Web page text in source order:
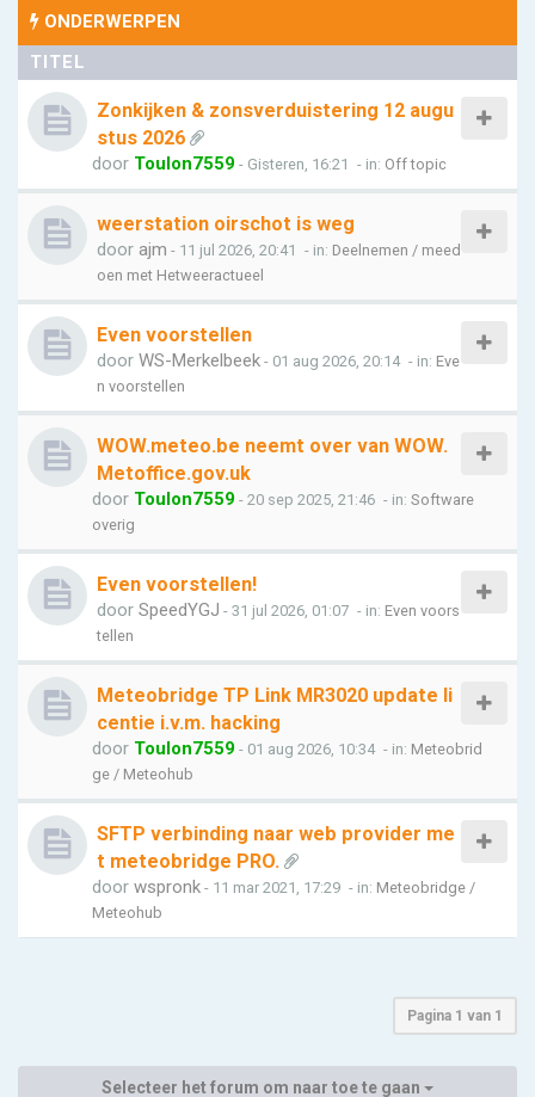
ONDERWERPEN
TITEL
Zonkijken & zonsverduistering 12 augu
stus 2026
door Toulon7559 - Gisteren, 16:21 - in: Off topic
weerstation oirschot is weg
door ajm - 11 jul 2026, 20:41 - in: Deelnemen / meed
oen met Hetweeractueel
Even voorstellen
door WS-Merkelbeek - 01 aug 2026, 20:14 - in: Eve
n voorstellen
WOW.meteo.be neemt over van WOW.
Metoffice.gov.uk
door Toulon7559 - 20 sep 2025, 21:46 - in: Software
overig
Even voorstellen!
door SpeedYGJ - 31 jul 2026, 01:07 - in: Even voors
tellen
Meteobridge TP Link MR3020 update li
centie i.v.m. hacking
door Toulon7559 - 01 aug 2026, 10:34 - in: Meteobrid
ge / Meteohub
SFTP verbinding naar web provider me
t meteobridge PRO.
door wspronk - 11 mar 2021, 17:29 - in: Meteobridge /
Meteohub
Pagina 1 van 1
Selecteer het forum om naar toe te gaan